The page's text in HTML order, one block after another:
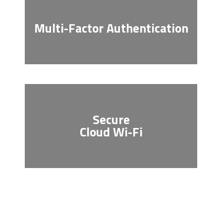
Multi-Factor Authentication
Secure
Cloud Wi-Fi